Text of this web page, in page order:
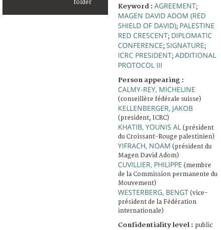
Keyword : AGREEMENT;
MAGEN DAVID ADOM (RED
SHIELD OF DAVID); PALESTINE
RED CRESCENT; DIPLOMATIC
CONFERENCE; SIGNATURE;
ICRC PRESIDENT; ADDITIONAL
PROTOCOL III
Person appearing :
CALMY-REY, MICHELINE
(conseillère fédérale suisse)
KELLENBERGER, JAKOB
(president, ICRC)
KHATIB, YOUNIS AL (président
du Croissant-Rouge palestinien)
YIFRACH, NOAM (président du
Magen David Adom)
CUVILLIER, PHILIPPE (membre
de la Commission permanente du
Mouvement)
WESTERBERG, BENGT (vice-
président de la Fédération
internationale)
Confidentiality level : public